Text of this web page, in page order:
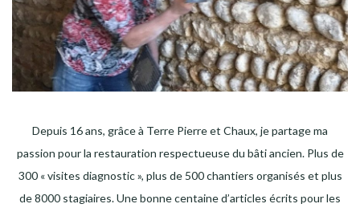
Depuis 16 ans, grâce à Terre Pierre et Chaux, je partage ma
passion pour la restauration respectueuse du bâti ancien. Plus de
300 « visites diagnostic », plus de 500 chantiers organisés et plus
de 8000 stagiaires. Une bonne centaine d’articles écrits pour les